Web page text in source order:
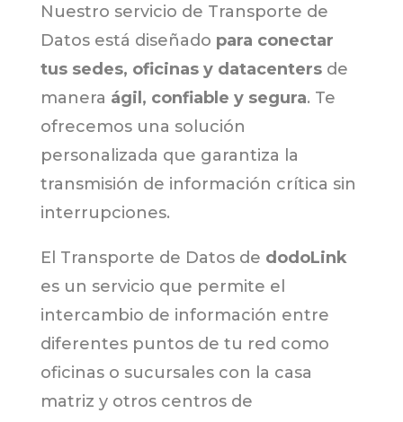
Nuestro servicio de Transporte de
Datos está diseñado para conectar
tus sedes, oficinas y datacentersde
manera ágil, confiable y segura. Te
ofrecemos una solución
personalizada que garantiza la
transmisión de información crítica sin
interrupciones.
El Transporte de Datos de dodoLink
es un servicio que permite el
intercambio de información entre
diferentes puntos de tu red como
oficinas o sucursales con la casa
matriz y otros centros de